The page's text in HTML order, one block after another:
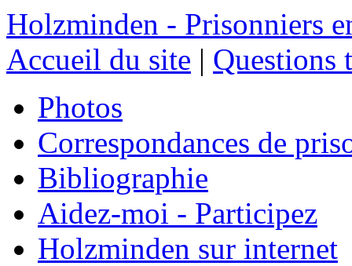
Holzminden - Prisonniers
Accueil du site | Questions
Photos
Correspondances de
Bibliographie
Aidez-moi - Participez
Holzminden sur internet